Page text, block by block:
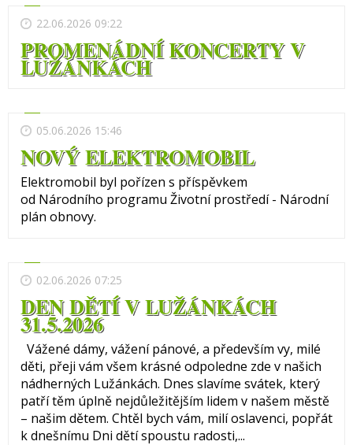
22.06.2026 09:22
PROMENÁDNÍ KONCERTY V
LUŽÁNKÁCH
05.06.2026 15:46
NOVÝ ELEKTROMOBIL
Elektromobil byl pořízen s příspěvkem
od Národního programu Životní prostředí - Národní
plán obnovy.
02.06.2026 07:25
DEN DĚTÍ V LUŽÁNKÁCH
31.5.2026
Vážené dámy, vážení pánové, a především vy, milé
děti, přeji vám všem krásné odpoledne zde v našich
nádherných Lužánkách. Dnes slavíme svátek, který
patří těm úplně nejdůležitějším lidem v našem městě
– našim dětem. Chtěl bych vám, milí oslavenci, popřát
k dnešnímu Dni dětí spoustu radosti,...